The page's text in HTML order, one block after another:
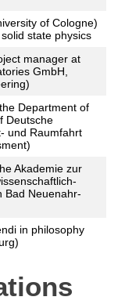
of Cologne)
state physics
manager at
GmbH,
Department of
Deutsche
und Raumfahrt
Akademie zur
Bad Neuenahr-
in philosophy